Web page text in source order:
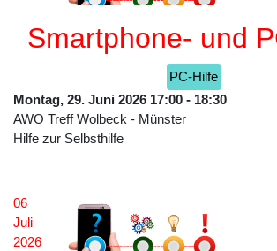
Smartphone- und
PC-Hilfe
Montag, 29. Juni 2026 17:00 - 18:30
AWO Treff Wolbeck - Münster
Hilfe zur Selbsthilfe
06
Juli
2026